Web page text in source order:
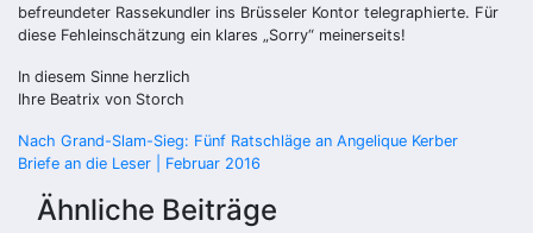
befreundeter Rassekundler ins Brüsseler Kontor telegraphierte. Für
diese Fehleinschätzung ein klares „Sorry“ meinerseits!
In diesem Sinne herzlich
Ihre Beatrix von Storch
Beitragsnavigation
Nach Grand-Slam-Sieg: Fünf Ratschläge an Angelique Kerber
Briefe an die Leser | Februar 2016
Ähnliche Beiträge